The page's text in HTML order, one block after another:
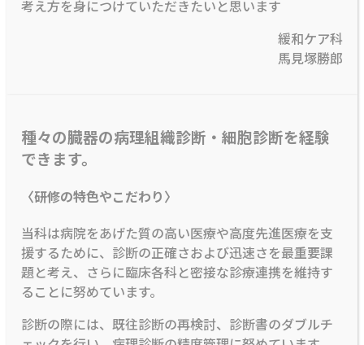
考え方を身につけていただきたいと思います
緩和ケア科
馬見塚勝郎
種々の臓器の病理組織診断・細胞診断を経験
できます。
〈研修の特色やこだわり〉
当科は病院をあげた質の高い医療や高度先進医療を支
援するために、診断の正確さおよび迅速さを最重要課
題と考え、さらに臨床各科と密接な診療連携を維持す
ることに努めています。
診断の際には、既往診断の再検討、診断書のダブルチ